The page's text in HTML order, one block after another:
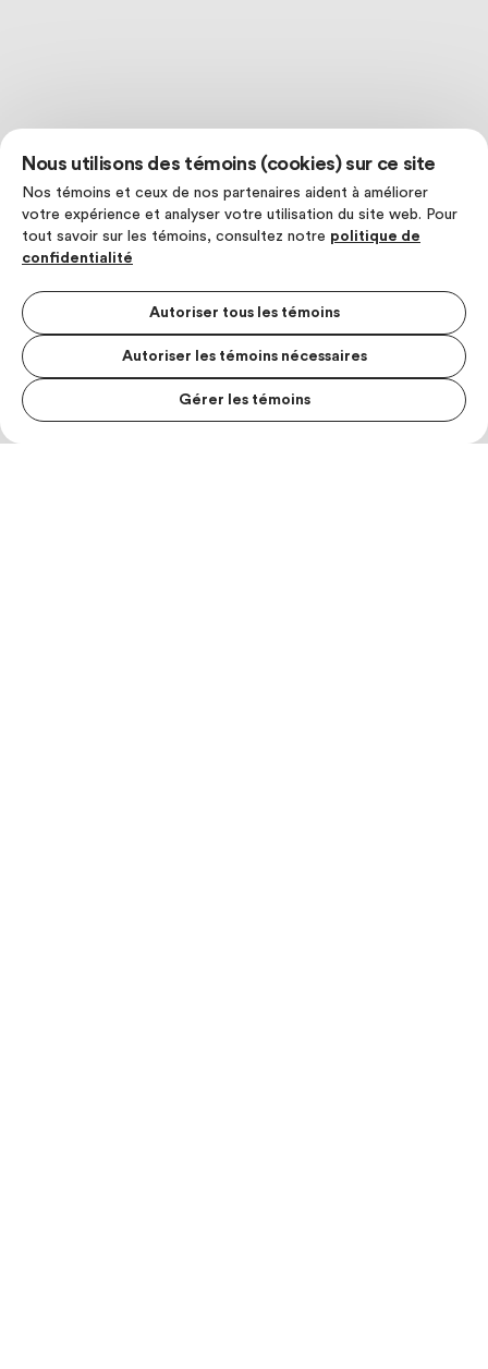
Nous utilisons des témoins (cookies) sur ce site
Nos témoins et ceux de nos partenaires aident à améliorer
votre expérience et analyser votre utilisation du site web. Pour
tout savoir sur les témoins, consultez notre politique de
confidentialité
Autoriser tous les témoins
Autoriser les témoins nécessaires
Gérer les témoins
MENU